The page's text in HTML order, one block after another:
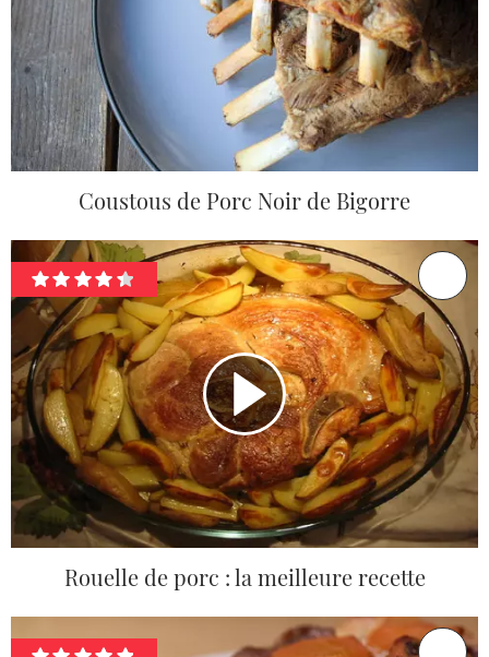
Coustous de Porc Noir de Bigorre
Rouelle de porc : la meilleure recette